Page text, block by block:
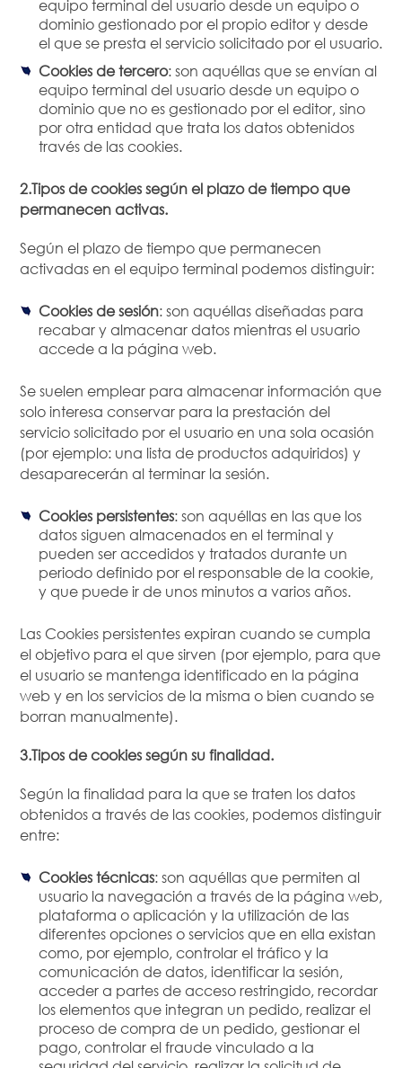
equipo terminal del usuario desde un equipo o
dominio gestionado por el propio editor y desde
el que se presta el servicio solicitado por el usuario.
Cookies de tercero: son aquéllas que se envían al
equipo terminal del usuario desde un equipo o
dominio que no es gestionado por el editor, sino
por otra entidad que trata los datos obtenidos
través de las cookies.
2.Tipos de cookies según el plazo de tiempo que
permanecen activas.
Según el plazo de tiempo que permanecen
activadas en el equipo terminal podemos distinguir:
Cookies de sesión: son aquéllas diseñadas para
recabar y almacenar datos mientras el usuario
accede a la página web.
Se suelen emplear para almacenar información que
solo interesa conservar para la prestación del
servicio solicitado por el usuario en una sola ocasión
(por ejemplo: una lista de productos adquiridos) y
desaparecerán al terminar la sesión.
Cookies persistentes: son aquéllas en las que los
datos siguen almacenados en el terminal y
pueden ser accedidos y tratados durante un
periodo definido por el responsable de la cookie,
y que puede ir de unos minutos a varios años.
Las Cookies persistentes expiran cuando se cumpla
el objetivo para el que sirven (por ejemplo, para que
el usuario se mantenga identificado en la página
web y en los servicios de la misma o bien cuando se
borran manualmente).
3.Tipos de cookies según su finalidad.
Según la finalidad para la que se traten los datos
obtenidos a través de las cookies, podemos distinguir
entre:
Cookies técnicas: son aquéllas que permiten al
usuario la navegación a través de la página web,
plataforma o aplicación y la utilización de las
diferentes opciones o servicios que en ella existan
como, por ejemplo, controlar el tráfico y la
comunicación de datos, identificar la sesión,
acceder a partes de acceso restringido, recordar
los elementos que integran un pedido, realizar el
proceso de compra de un pedido, gestionar el
pago, controlar el fraude vinculado a la